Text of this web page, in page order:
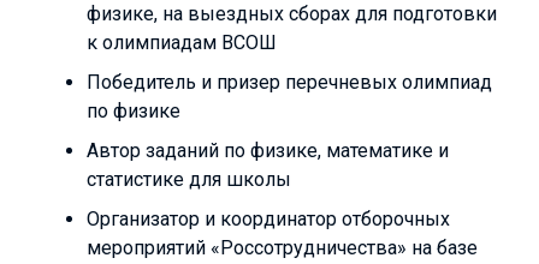
физике, на выездных сборах для подготовки
к олимпиадам BCOШ
Победитель и призер перечневых олимпиад
по физике
Автор заданий по физике, математике и
статистике для школы
Организатор и координатор отборочных
мероприятий «Россотрудничества» на базе